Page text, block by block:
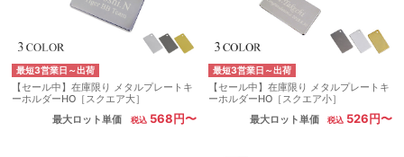
最短3営業日～出荷
【セール中】在庫限り メタルプレートキ
ーホルダーHO［スクエア大］
最大ロット単価
568円〜
最短3営業日～出荷
【セール中】在庫限り メタルプレートキ
ーホルダーHO［スクエア小］
最大ロット単価
526円〜